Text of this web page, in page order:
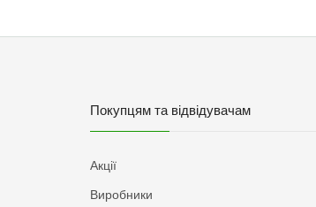
Покупцям та відвідувачам
Акції
Виробники